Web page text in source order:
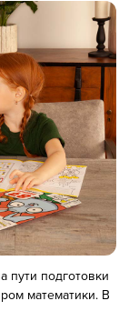
пути подготовки
математики. В